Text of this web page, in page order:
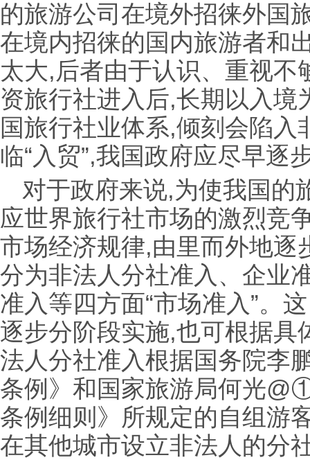
的旅游公司在境外招徕外国
在境内招徕的国内旅游者和
太大,后者由于认识、重视
资旅行社进入后,长期以入境
国旅行社业体系,倾刻会陷
临“入贸”,我国政府应尽早逐
对于政府来说,为使我国的
应世界旅行社市场的激烈竞
市场经济规律,由里而外地逐
分为非法人分社准入、企业
准入等四方面“市场准入”。
逐步分阶段实施,也可根据具
法人分社准入根据国务院李
条例》和国家旅游局何光
条例细则》所规定的自组游
在其他城市设立非法人的分